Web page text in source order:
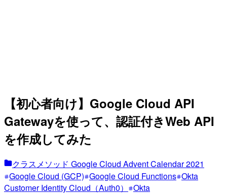
【初心者向け】Google Cloud API
Gatewayを使って、認証付きWeb API
を作成してみた
クラスメソッド Google Cloud Advent Calendar 2021
Google Cloud (GCP) Google Cloud Functions Okta
Customer Identity Cloud（Auth0）
Okta